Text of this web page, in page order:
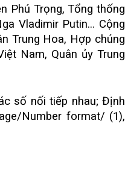
Phú Trọng, Tổng thống
Vladimir Putin... Cộng
Trung Hoa, Hợp chúng
Nam, Quân ủy Trung
số nối tiếp nhau; Định
Number format/ (1),